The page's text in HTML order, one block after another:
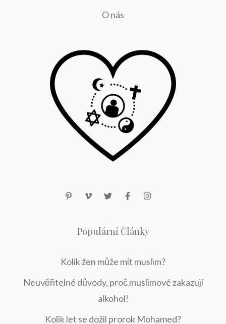
O nás
Populární Články
Kolik žen může mít muslim?
Neuvěřitelné důvody, proč muslimové zakazují
alkohol!
Kolik let se dožil prorok Mohamed?